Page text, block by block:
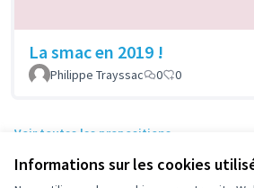
Informations sur les cookies
La smac en 2019 !
Philippe Trayssac
0 0
Voir toutes les propositions